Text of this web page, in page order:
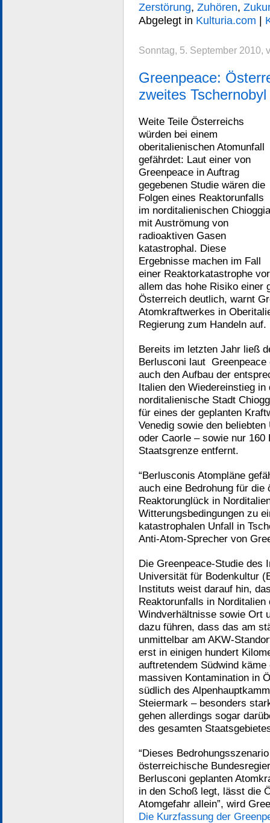
Zerstörung, Zuhören,
Abgelegt in Kulturia.com |
Sonntag, 5. September 2010,
Greenpeace:
zweites Tschernobyl
Weite Teile Österreichs
würden bei einem
oberitalienischen Atomunfall
gefährdet: Laut einer von
Greenpeace in Auftrag
gegebenen Studie wären die
Folgen eines Reaktorunfalls
im norditalienischen Chioggia
mit Auströmung von
radioaktiven Gasen
katastrophal. Diese
Ergebnisse machen im Fall
einer Reaktorkatastrophe vor
allem das hohe Risiko einer
Österreich deutlich, warnt
Atomkraftwerkes in
Regierung zum Handeln auf.
Bereits im letzten Jahr ließ
Berlusconi laut Greenpeace
auch den Aufbau der
Italien den Wiedereinstieg
norditalienische Stadt
für eines der geplanten
Venedig sowie den
oder Caorle – sowie nur
Staatsgrenze entfernt.
“Berlusconis Atompläne
auch eine Bedrohung für
Reaktorunglück in
Witterungsbedingungen zu
katastrophalen Unfall in
Anti-Atom-Sprecher von
Die Greenpeace-Studie des
Universität für Bodenkultur
Instituts weist darauf hin,
Reaktorunfalls in
Windverhältnisse sowie Ort
dazu führen, dass das am
unmittelbar am AKW-
erst in einigen hundert
auftretendem Südwind
massiven Kontamination in
südlich des
Steiermark – besonders
gehen allerdings sogar
des gesamten
“Dieses
österreichische
Berlusconi geplanten
in den Schoß legt, lässt die
Atomgefahr allein”, wird
Die Kurzfassung der